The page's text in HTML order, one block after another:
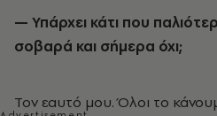
— Υπάρχει κάτι που
σοβαρά και σήμερα όχι;
Τον εαυτό μου. Όλοι το